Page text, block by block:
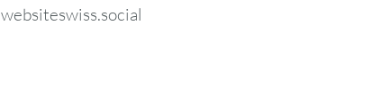
websiteswiss.social